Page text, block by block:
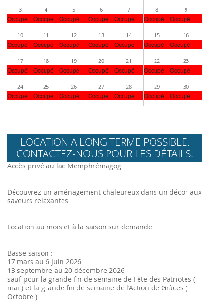
3
Occupé
4
Occupé
5
Occupé
6
Occupé
7
Occupé
8
Occupé
9
Occupé
10
Occupé
11
Occupé
12
Occupé
13
Occupé
14
Occupé
15
Occupé
16
Occupé
17
Occupé
18
Occupé
19
Occupé
20
Occupé
21
Occupé
22
Occupé
23
Occupé
24
Occupé
25
Occupé
26
Occupé
27
Occupé
28
Occupé
29
Occupé
30
Occupé
LOCATION A LONG TERME POSSIBLE.
CONTACTEZ-NOUS POUR LES DÉTAILS.
Accès privé au lac Memphrémagog
Découvrez un aménagement chaleureux dans un décor aux
saveurs relaxantes
Location au mois et à la saison sur demande
Basse saison :
17 mars au 6 Juin 2026
13 septembre au 20 décembre 2026
sauf pour la grande fin de semaine de Fête des Patriotes (
mai ) et la grande fin de semaine de l’Action de Grâces (
Octobre )